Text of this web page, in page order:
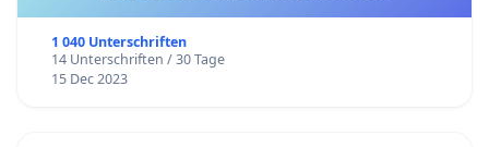
1 040 Unterschriften
14 Unterschriften / 30 Tage
15 Dec 2023